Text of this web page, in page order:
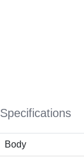
Specifications
Body